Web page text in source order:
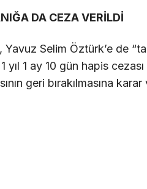
DA CEZA VERİLDİ
Yavuz Selim Öztürk’e de
yıl 1 ay 10 gün hapis
geri bırakılmasına